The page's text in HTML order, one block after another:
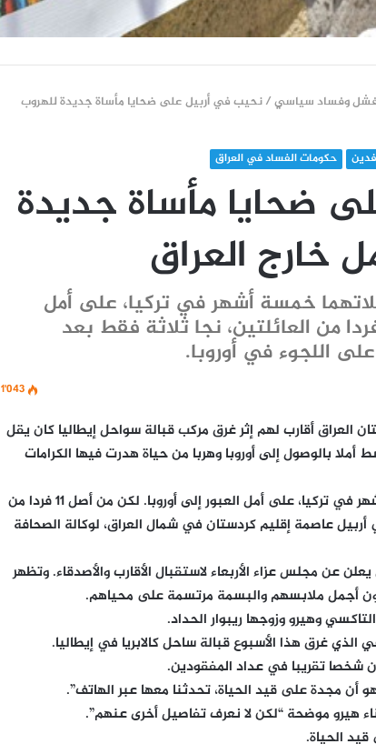
/نحيب في أربيل على ضحايا مأساة جديدة للهروب
حكومات الفساد في العراق
ضحايا مأساة جديدة
خارج العراق
خمسة أشهر في تركيا، على أمل
إلى أوروبا. لكن من أصل 11 فردا من العائلتين، نجا ثلاثة فقط بعد
اللجوء في أوروبا.
1٬043
العراق أقارب لهم إثر غرق مركب قبالة سواحل إيطاليا كان يقل
بالوصول إلى أوروبا وهربا من حياة هدرت فيها الكرامات
أمضت مجدة وشقيقتها هيرو وعائلاتهما خمسة أشهر في تركيا، على أمل العبور إلى أوروبا. لكن من أصل 11 فردا من
أربيل عاصمة إقليم كردستان في شمال العراق، لوكالة الصحافة
عن مجلس عزاء الأربعاء لاستقبال الأقارب والأصدقاء. وتظهر
أجمل ملابسهم والبسمة مرتسمة على محياهم.
وهيرو وزوجها ريبوار الحداد.
غرق هذا الأسبوع قبالة ساحل كالابريا في إيطاليا.
أن مجدة على قيد الحياة، تحدثنا معها عبر الهاتف”.
هيرو موضحة “لكن لا نعرف تفاصيل أخرى عنهم”.
الحياة.